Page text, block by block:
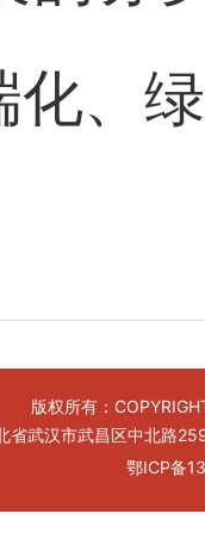
化、
版权所有：
省武汉市武昌区中北
鄂ICP备